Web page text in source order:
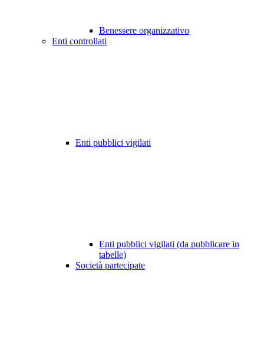
Benessere organizzativo
Enti controllati
Enti pubblici vigilati
Enti pubblici vigilati (da pubblicare in
tabelle)
Società partecipate